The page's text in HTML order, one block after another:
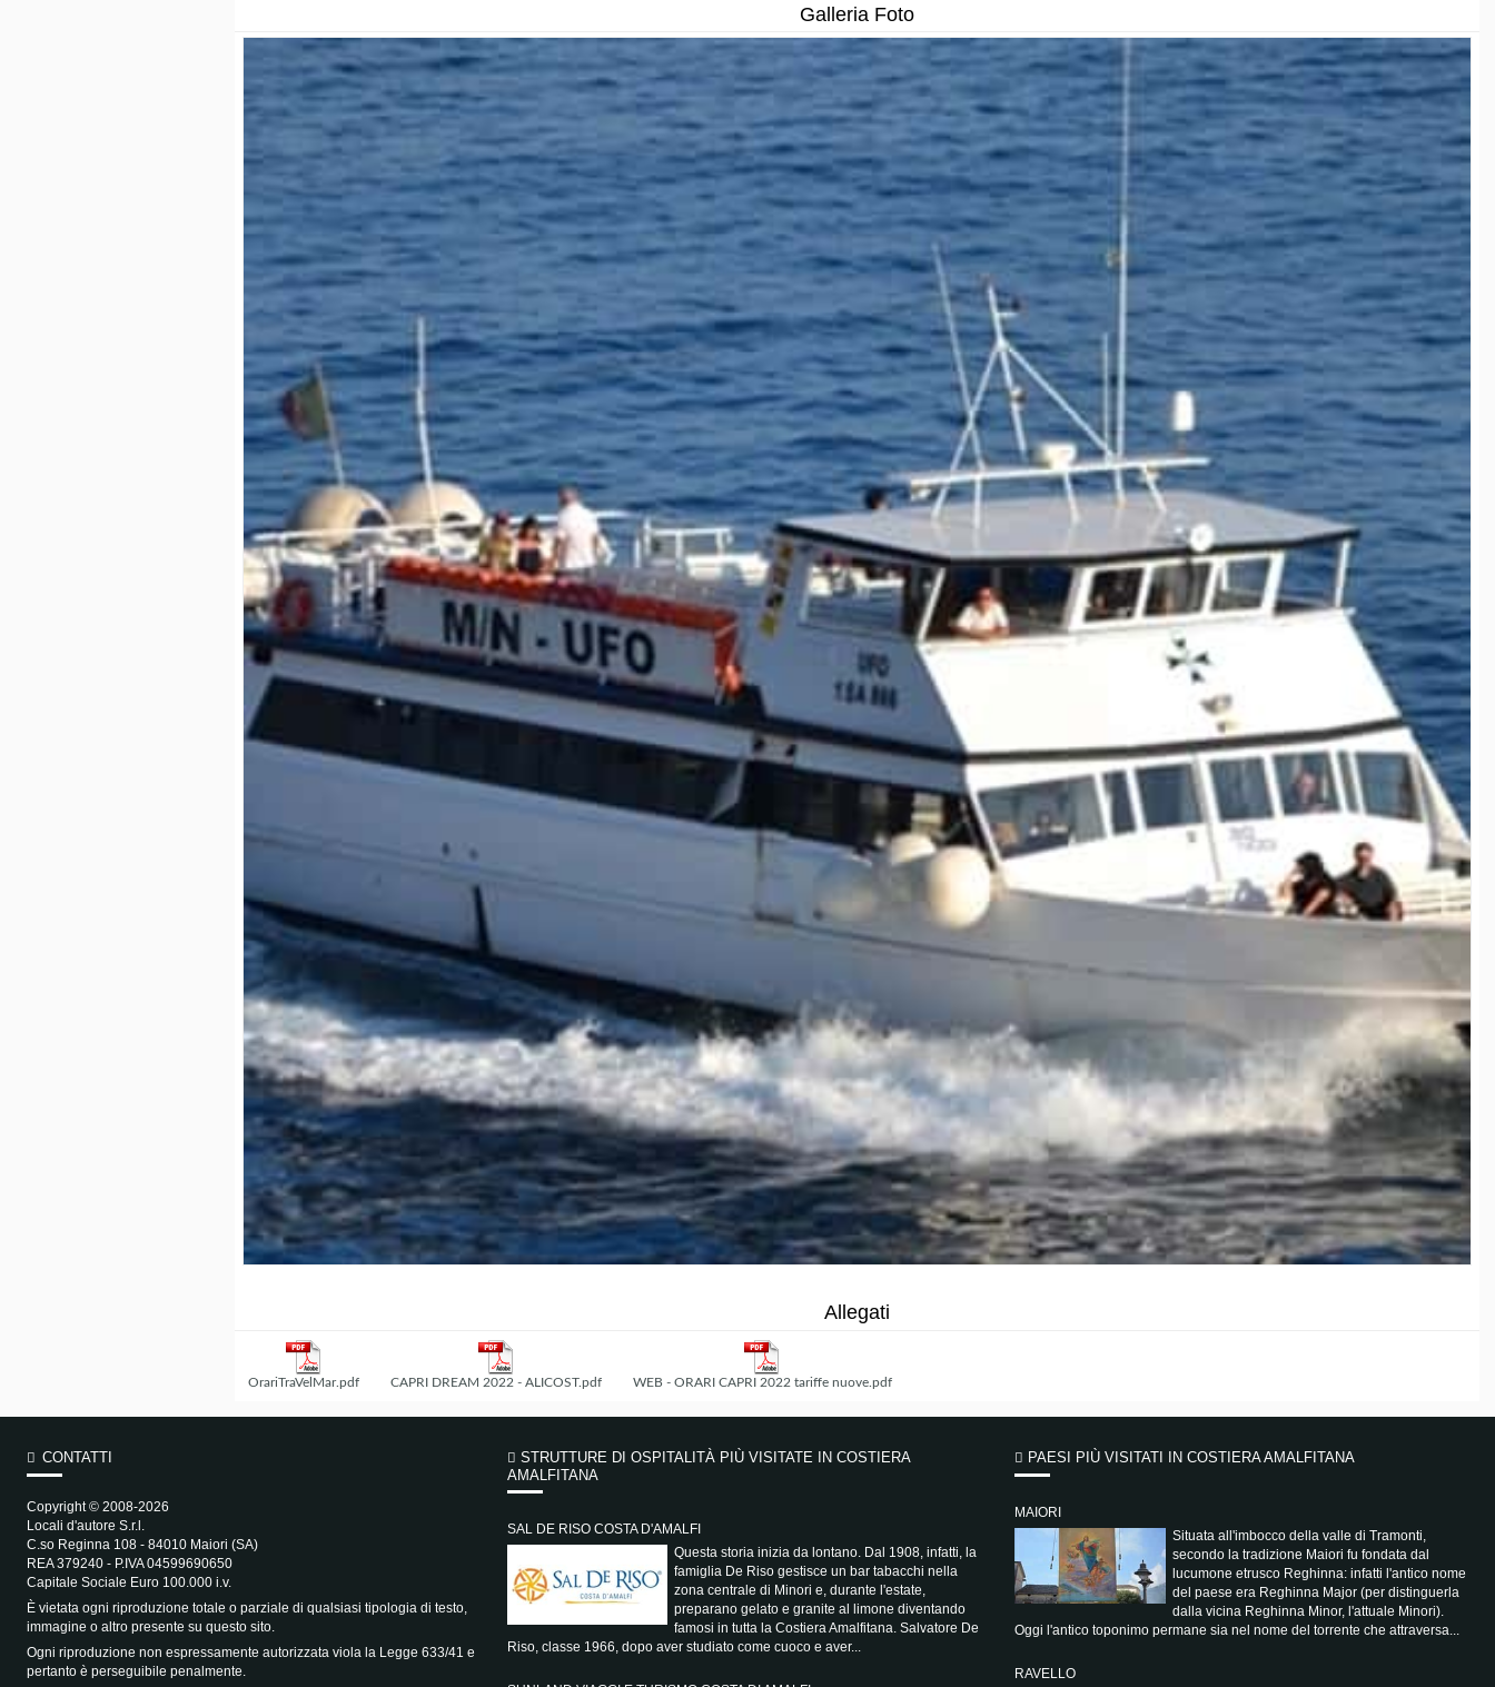
Galleria Foto
Allegati
OrariTraVelMar.pdf CAPRI DREAM 2022 - ALICOST.pdf WEB - ORARI CAPRI 2022 tariffe nuove.pdf
CONTATTI
Copyright © 2008-2026
Locali d'autore S.r.l.
C.so Reginna 108 - 84010 Maiori (SA)
REA 379240 - P.IVA 04599690650
Capitale Sociale Euro 100.000 i.v.
È vietata ogni riproduzione totale o parziale di qualsiasi tipologia di testo,
immagine o altro presente su questo sito.
Ogni riproduzione non espressamente autorizzata viola la Legge 633/41 e
pertanto è perseguibile penalmente.
STRUTTURE DI OSPITALITÀ PIÙ VISITATE IN COSTIERA
AMALFITANA
SAL DE RISO COSTA D'AMALFI
Questa storia inizia da lontano. Dal 1908, infatti, la
famiglia De Riso gestisce un bar tabacchi nella
zona centrale di Minori e, durante l'estate,
preparano gelato e granite al limone diventando
famosi in tutta la Costiera Amalfitana. Salvatore De
Riso, classe 1966, dopo aver studiato come cuoco e aver...
PAESI PIÙ VISITATI IN COSTIERA AMALFITANA
MAIORI
Situata all'imbocco della valle di Tramonti,
secondo la tradizione Maiori fu fondata dal
lucumone etrusco Reghinna: infatti l'antico nome
del paese era Reghinna Major (per distinguerla
dalla vicina Reghinna Minor, l'attuale Minori).
Oggi l'antico toponimo permane sia nel nome del torrente che attraversa...
RAVELLO